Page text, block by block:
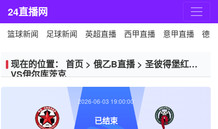
24直播网
篮球新闻 足球新闻 英超直播 西甲直播 意甲直播 德
现在的位置： 首页 > 俄乙B直播> 圣彼得堡红星
VS伊尔库茨克
2026-06-03 19:00:00
已结束